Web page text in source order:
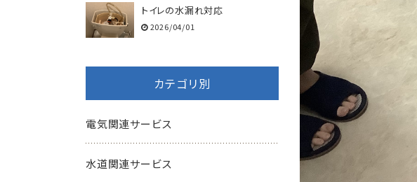
トイレの水漏れ対応
2026/04/01
カテゴリ別
電気関連サービス
水道関連サービス